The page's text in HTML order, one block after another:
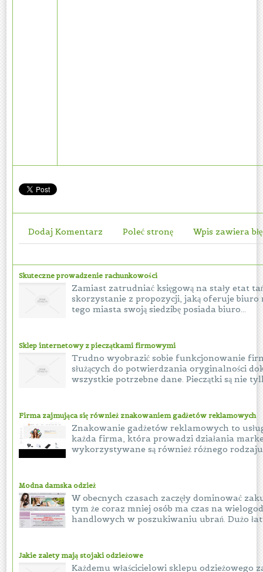
Dodaj Komentarz Poleć stronę Wpis zawiera
Skuteczne prowadzenie rachunkowości
Zamiast zatrudniać księgową na stały etat
skorzystanie z propozycji, jaką oferuje
tego miasta swoją siedzibę posiada biuro...
Sklep internetowy z pieczątkami firmowymi
Trudno wyobrazić sobie funkcjonowanie
służących do potwierdzania oryginalności
wszystkie potrzebne dane. Pieczątki są nie
Firma zajmująca się również znakowaniem gadżetów reklamowych
Znakowanie gadżetów reklamowych to
każda firma, która prowadzi działania
wykorzystywane są również różnego
Modna damska odzież
W obecnych czasach zaczęły dominować
tym że coraz mniej osób ma czas na
handlowych w poszukiwaniu ubrań. Dużo
Jakie zalety mają stojaki odzieżowe
Każdemu właścicielowi sklepu